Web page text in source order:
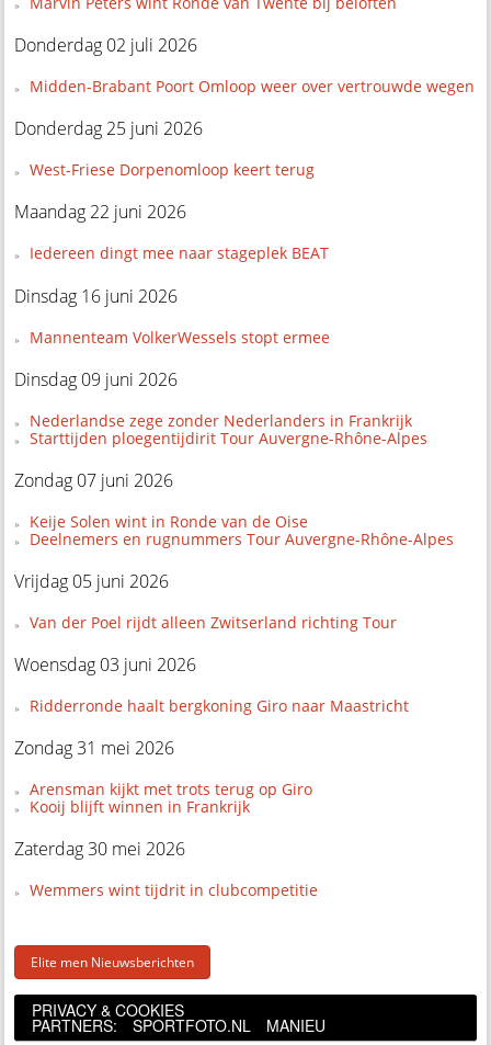
Donderdag 02 juli 2026
Midden-Brabant Poort Omloop weer over vertrouwde wegen
Donderdag 25 juni 2026
West-Friese Dorpenomloop keert terug
Maandag 22 juni 2026
Iedereen dingt mee naar stageplek BEAT
Dinsdag 16 juni 2026
Mannenteam VolkerWessels stopt ermee
Dinsdag 09 juni 2026
Nederlandse zege zonder Nederlanders in Frankrijk
Starttijden ploegentijdirit Tour Auvergne-Rhône-Alpes
Zondag 07 juni 2026
Keije Solen wint in Ronde van de Oise
Deelnemers en rugnummers Tour Auvergne-Rhône-Alpes
Vrijdag 05 juni 2026
Van der Poel rijdt alleen Zwitserland richting Tour
Woensdag 03 juni 2026
Ridderronde haalt bergkoning Giro naar Maastricht
Zondag 31 mei 2026
Arensman kijkt met trots terug op Giro
Kooij blijft winnen in Frankrijk
Zaterdag 30 mei 2026
Wemmers wint tijdrit in clubcompetitie
Elite men Nieuwsberichten
PRIVACY & COOKIES
PARTNERS: SPORTFOTO.NL MANIEU